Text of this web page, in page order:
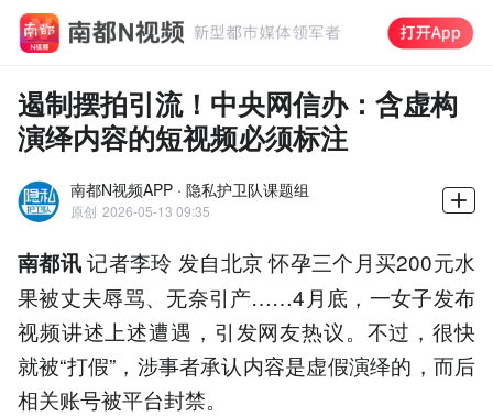
遏制摆拍引流！中央网信办：含虚构
演绎内容的短视频必须标注
南都N视频APP · 隐私护卫队课题组
原创 2026-05-13 09:35
南都讯记者李玲 发自北京 怀孕三个月买200元水
果被丈夫辱骂、无奈引产……4月底，一女子发布
视频讲述上述遭遇，引发网友热议。不过，很快
就被“打假”，涉事者承认内容是虚假演绎的，而后
相关账号被平台封禁。